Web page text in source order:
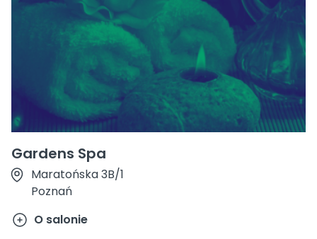
Gardens Spa
Maratońska 3B/1
Poznań
O salonie